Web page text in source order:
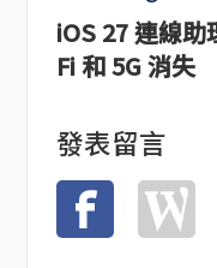
iOS 27 連線
Fi 和 5G 消失
發表留言